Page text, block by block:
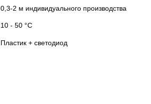
0,3-2 м индивидуального производства
10 - 50 °С
Пластик + светодиод